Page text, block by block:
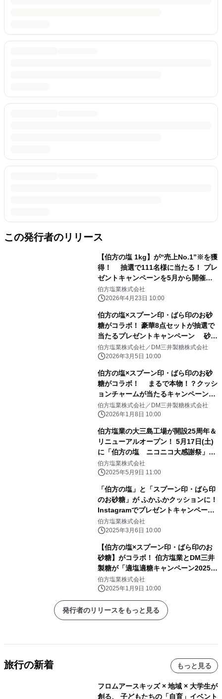
この発行者のリリース
【伯方の塩 1kg】が“売上No.1”※を獲
得！ 抽選で111名様に当たる！ プレ
ゼントキャンペーンを5月から開催い
たします
伯方塩業株式会社
2026年4月23日 10:00
伯方の塩×スプーン印・ばら印のお砂
糖がコラボ！ 豪華8点セットが抽選で
当たるプレゼントキャンペーン 砂糖
の日3月10日(火)～3月24日(火)開催！
伯方塩業株式会社／DM三井製糖株式会社
2026年3月5日 10:00
伯方の塩×スプーン印・ばら印のお砂
糖がコラボ！ まるで本物！？クッシ
ョンチャームが当たるキャンペーンを
1月11日(日)～1月25日(日)開催！
伯方塩業株式会社／DM三井製糖株式会社
2026年1月8日 10:00
伯方塩業の大三島工場が開設25周年＆
リニューアルオープン！ 5月17日(土)
に「伯方の塩 ニコニコ大感謝祭」を
開催
伯方塩業株式会社
2025年5月9日 11:00
「伯方の塩」と「スプーン印・ばら印
のお砂糖」が ふかふかクッションに！
Instagramでプレゼントキャンペーン
を開催 砂糖の日、3月10日(月)から
スタート！
伯方塩業株式会社
2025年3月6日 10:00
【伯方の塩×スプーン印・ばら印のお
砂糖】がコラボ！ 伯方塩業とDM三井
製糖が「適塩適糖キャンペーン2025」
を 1月11日(土)～1月24日(金)開催！
伯方塩業株式会社
2025年1月9日 10:00
発行者のリリースをもっと見る
旅行の新着 もっと見る
フロムアースキッズ × 地域 × 大学生が
創る、 子どもたちの「自育」イベント